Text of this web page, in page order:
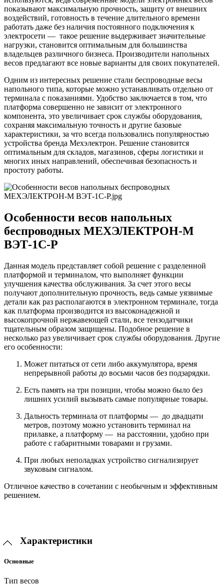
показывают максимальную прочность, защиту от внешних
воздействий, готовность в течение длительного времени
работать даже без наличия постоянного подключения к
электросети — такое решение выдерживает значительные
нагрузки, становится оптимальным для большинства
владельцев различного бизнеса. Производители напольных
весов предлагают все новые варианты для своих покупателей.
Одним из интересных решение стали беспроводные весы
напольного типа, которые можно устанавливать отдельно от
терминала с показаниями. Удобство заключается в том, что
платформа совершенно не зависит от электронного
компонента, это увеличивает срок службы оборудования,
сохраняя максимальную точность и другие базовые
характеристики, за что всегда пользовались популярностью
устройства бренда Мехэлектрон. Решение становится
оптимальным для складов, магазинов, сферы логистики и
многих иных направлений, обеспечивая безопасность и
простоту работы.
Особенности весов напольных
беспроводных МЕХЭЛЕКТРОН-М
ВЭТ-1С-Р
Данная модель представляет собой решение с разделенной
платформой и терминалом, что выполняет функции
улучшения качества обслуживания. За счет этого весы
получают дополнительную прочность, ведь самые уязвимые
детали как раз располагаются в электронном терминале, тогда
как платформа производится из высоконадежной и
высокопрочной нержавеющей стали, все тензодатчики
тщательным образом защищены. Подобное решение в
несколько раз увеличивает срок службы оборудования. Другие
его особенности:
Может питаться от сети либо аккумулятора, время
непрерывной работы до восьми часов без подзарядки.
Есть память на три позиции, чтобы можно было без
лишних усилий вызывать самые популярные товары.
Дальность терминала от платформы — до двадцати
метров, поэтому можно установить терминал на
прилавке, а платформу — на расстоянии, удобно при
работе с габаритными товарами и грузами.
При любых неполадках устройство сигнализирует
звуковым сигналом.
Отличное качество в сочетании с необычным и эффективным
решением.
Характеристики
Основные
Тип весов